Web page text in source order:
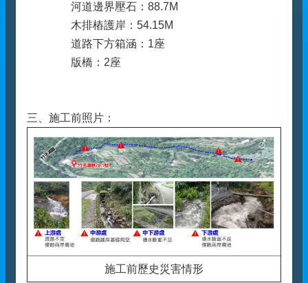
河道邊界壓石：88.7M
木排樁護岸：54.15M
道路下方箱涵：1座
版橋：2座
三、施工前照片：
施工前歷史災害情形